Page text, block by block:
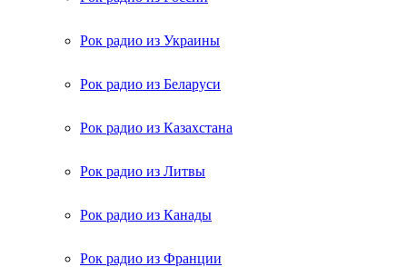
Рок радио из Украины
Рок радио из Беларуси
Рок радио из Казахстана
Рок радио из Литвы
Рок радио из Канады
Рок радио из Франции